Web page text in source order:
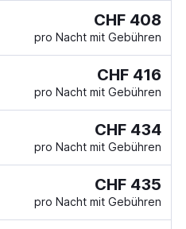
CHF 408
pro Nacht mit Gebühren
CHF 416
pro Nacht mit Gebühren
CHF 434
pro Nacht mit Gebühren
CHF 435
pro Nacht mit Gebühren